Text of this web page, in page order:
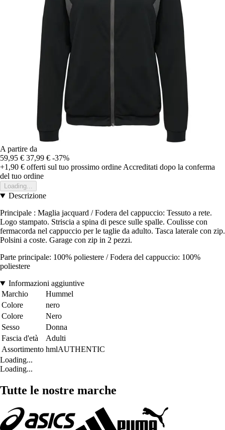
A partire da
59,95 € 37,99 € -37%
+1,90 € offerti sul tuo prossimo ordine Accreditati dopo la conferma
del tuo ordine
Loading...
Descrizione
Principale : Maglia jacquard / Fodera del cappuccio: Tessuto a rete.
Logo stampato. Striscia a spina di pesce sulle spalle. Coulisse con
fermacorda nel cappuccio per le taglie da adulto. Tasca laterale con zip.
Polsini a coste. Garage con zip in 2 pezzi.
Parte principale: 100% poliestere / Fodera del cappuccio: 100%
poliestere
Informazioni aggiuntive
Marchio
Hummel
Colore
nero
Colore
Nero
Sesso
Donna
Fascia d'età
Adulti
Assortimento hmlAUTHENTIC
Loading...
Loading...
Tutte le nostre marche